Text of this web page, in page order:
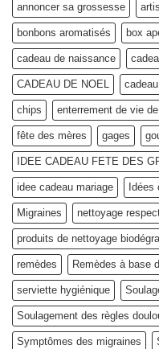
!elle
célébrée
le
14
février
?
annoncer sa grossesse
bonbons aromatisés box
cadeau de naissance
CADEAU DE NOEL
chips enterrement de vie
fête des mères gages
IDEE CADEAU FETE DES
idee cadeau mariage Idées
Migraines nettoyage
produits de nettoyage
remèdes Remèdes à base
serviette hygiénique
Soulagement des règles
Symptômes des migraines